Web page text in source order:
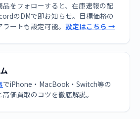
品をフォローすると、在庫速報の配
のDMで即お知らせ。目標価格の
ートも設定可能。 設定はこちら →
でiPhone・MacBook・Switch等の
高価買取のコツを徹底解説。